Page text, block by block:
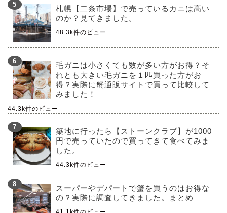
札幌【二条市場】で売っているカニは高い
のか？見てきました。
48.3k件のビュー
毛ガニは小さくても数が多い方がお得？そ
れとも大きい毛ガニを１匹買った方がお
得？実際に蟹通販サイトで買って比較して
みました！
44.3k件のビュー
築地に行ったら【ストーンクラブ】が1000
円で売っていたので買ってきて食べてみま
した。
44.3k件のビュー
スーパーやデパートで蟹を買うのはお得な
の？実際に調査してきました。まとめ